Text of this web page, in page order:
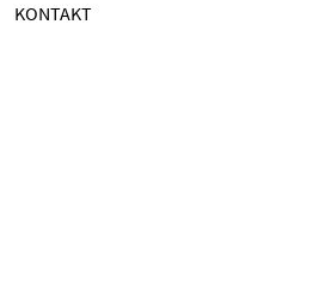
KONTAKT